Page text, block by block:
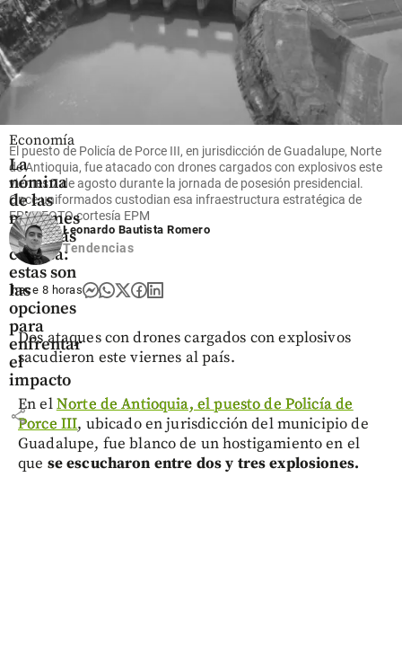
share
Economía
La
nómina
de las
mipymes
será más
costosa:
estas son
las
opciones
para
enfrentar
el
impacto
share
El puesto de Policía de Porce III, en jurisdicción de Guadalupe, Norte
de Antioquia, fue atacado con drones cargados con explosivos este
viernes 7 de agosto durante la jornada de posesión presidencial.
Once uniformados custodian esa infraestructura estratégica de
EPM. FOTO cortesía EPM
Leonardo Bautista Romero
Tendencias
hace 8 horas
Dos ataques con drones cargados con explosivos
sacudieron este viernes al país.
En elNorte de Antioquia, el puesto de Policía de
Porce III, ubicado en jurisdicción del municipio de
Guadalupe, fue blanco de un hostigamiento en el
que se escucharon entre dos y tres explosiones.